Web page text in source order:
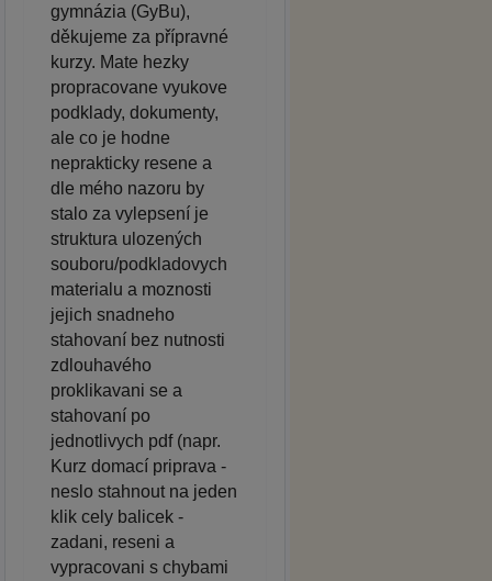
gymnázia (GyBu),
děkujeme za přípravné
kurzy. Mate hezky
propracovane vyukove
podklady, dokumenty,
ale co je hodne
neprakticky resene a
dle mého nazoru by
stalo za vylepsení je
struktura ulozených
souboru/podkladovych
materialu a moznosti
jejich snadneho
stahovaní bez nutnosti
zdlouhavého
proklikavani se a
stahovaní po
jednotlivych pdf (napr.
Kurz domací priprava -
neslo stahnout na jeden
klik cely balicek -
zadani, reseni a
vypracovani s chybami